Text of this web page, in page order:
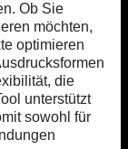
Ob Sie
möchten,
optimieren
die
unterstützt
sowohl für